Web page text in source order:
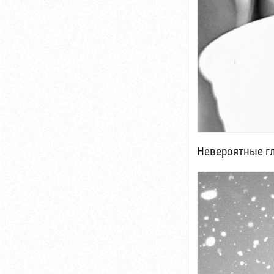
Невероятные